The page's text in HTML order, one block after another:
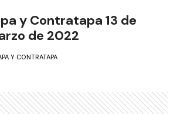
y Contratapa 13 de
de 2022
Y CONTRATAPA